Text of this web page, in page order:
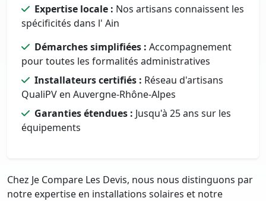
Expertise locale : Nos artisans connaissent les
spécificités dans l' Ain
Démarches simplifiées : Accompagnement
pour toutes les formalités administratives
Installateurs certifiés : Réseau d'artisans
QualiPV en Auvergne-Rhône-Alpes
Garanties étendues : Jusqu'à 25 ans sur les
équipements
Chez Je Compare Les Devis, nous nous distinguons par
notre expertise en installations solaires et notre